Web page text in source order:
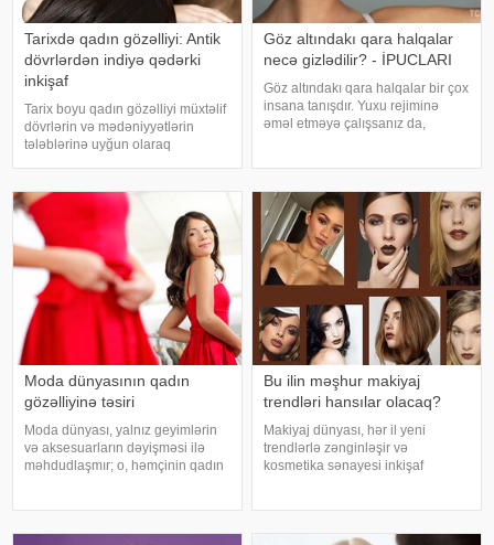
Tarixdə qadın gözəlliyi: Antik
dövrlərdən indiyə qədərki
inkişaf
Tarix boyu qadın gözəlliyi müxtəlif
dövrlərin və mədəniyyətlərin
tələblərinə uyğun olaraq
çıxmışdır. Bu dəyişikliklər yalnız
fiziki xarakteristikalarda deyil, hə
Göz altındakı qara halqalar
necə gizlədilir? - İPUCLARI
Göz altındakı qara halqalar bir çox
insana tanışdır. Yuxu rejiminə
əməl etməyə çalışsanız da,
düzəltmir – qara halqala
Moda dünyasının qadın
gözəlliyinə təsiri
Moda dünyası, yalnız geyimlərin
və aksesuarların dəyişməsi ilə
məhdudlaşmır; o, həmçinin qadın
moda dünyasının qadın gözəlliyin
Bu ilin məşhur makiyaj
trendləri hansılar olacaq?
Makiyaj dünyası, hər il yeni
trendlərlə zənginləşir və
kosmetika sənayesi inkişaf
gözəllik dünyasında gözlənilən ən